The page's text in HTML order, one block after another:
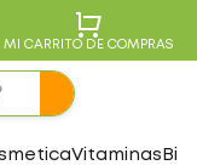
MI CARRITO DE COMPRAS
Vitaminas